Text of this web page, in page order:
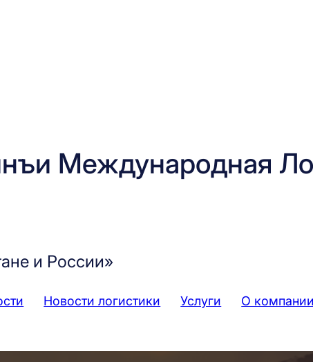
Международная
и России»
Новости логистики Услуги О компании